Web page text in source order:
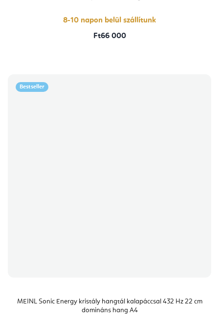
8-10 napon belül szállítunk
Ft66 000
Bestseller
MEINL Sonic Energy kristály hangtál kalapáccsal 432 Hz 22 cm
domináns hang A4